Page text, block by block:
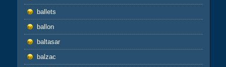
ballets
ballon
baltasar
balzac